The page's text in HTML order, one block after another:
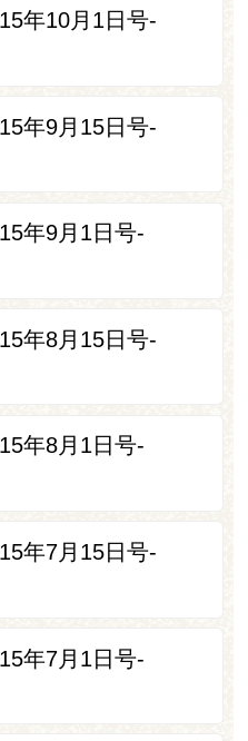
年10月1日号-
年9月15日号-
年9月1日号-
年8月15日号-
年8月1日号-
年7月15日号-
年7月1日号-